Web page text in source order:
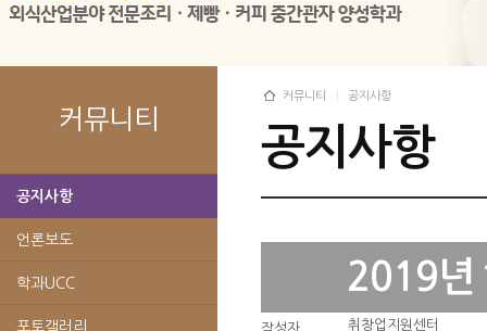
커뮤니티
공지사항
언론보도
학과UCC
포토갤러리
커뮤니티 공지사항
공지사항
2019년
취창업지원센터